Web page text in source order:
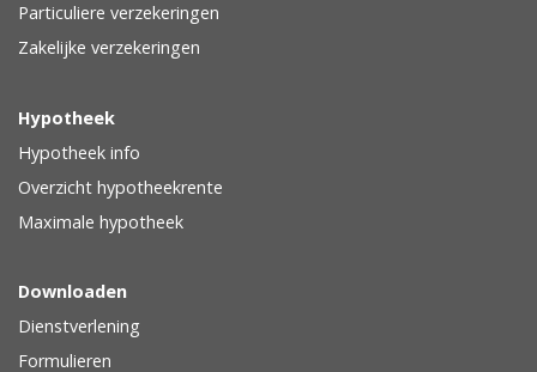
Particuliere verzekeringen
Zakelijke verzekeringen
Hypotheek
Hypotheek info
Overzicht hypotheekrente
Maximale hypotheek
Downloaden
Dienstverlening
Formulieren